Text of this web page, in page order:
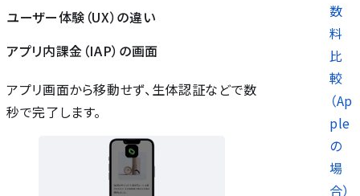
数
料
比
較
（Ap
ple
の
場
合）
ユーザー体験（UX）の違い
アプリ内課金（IAP）の画面
アプリ画面から移動せず、生体認証などで数
秒で完了します。